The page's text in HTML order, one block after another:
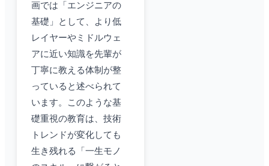
画では「エンジニアの
基礎」として、より低
レイヤーやミドルウェ
アに近い知識を先輩が
丁寧に教える体制が整
っていると述べられて
います。このような基
礎重視の教育は、技術
トレンドが変化しても
生き残れる「一生モノ